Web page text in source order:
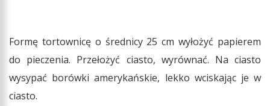
Formę tortownicę o średnicy 25 cm wyłożyć papierem
do pieczenia. Przełożyć ciasto, wyrównać. Na ciasto
wysypać borówki amerykańskie, lekko wciskając je w
ciasto.